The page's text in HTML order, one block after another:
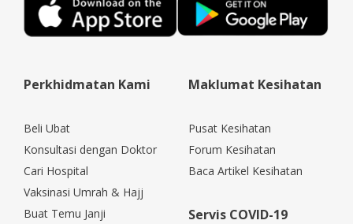
Perkhidmatan Kami
Beli Ubat
Konsultasi dengan Doktor
Cari Hospital
Vaksinasi Umrah & Hajj
Buat Temu Janji
Maklumat Kesihatan
Pusat Kesihatan
Forum Kesihatan
Baca Artikel Kesihatan
Servis COVID-19